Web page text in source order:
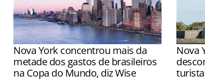
Nova York concentrou mais da
metade dos gastos de brasileiros
na Copa do Mundo, diz Wise
Nova